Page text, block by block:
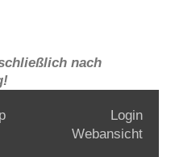
nach
Login
Webansicht